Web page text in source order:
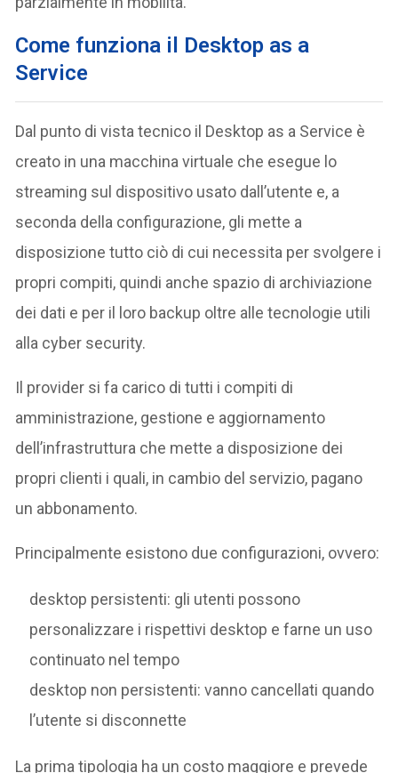
Come funziona il Desktop as a
Service
Dal punto di vista tecnico il Desktop as a Service è
creato in una macchina virtuale che esegue lo
streaming sul dispositivo usato dall’utente e, a
seconda della configurazione, gli mette a
disposizione tutto ciò di cui necessita per svolgere i
propri compiti, quindi anche spazio di archiviazione
dei dati e per il loro backup oltre alle tecnologie utili
alla cyber security.
Il provider si fa carico di tutti i compiti di
amministrazione, gestione e aggiornamento
dell’infrastruttura che mette a disposizione dei
propri clienti i quali, in cambio del servizio, pagano
un abbonamento.
Principalmente esistono due configurazioni, ovvero:
desktop persistenti: gli utenti possono
personalizzare i rispettivi desktop e farne un uso
continuato nel tempo
desktop non persistenti: vanno cancellati quando
l’utente si disconnette
La prima tipologia ha un costo maggiore e prevede